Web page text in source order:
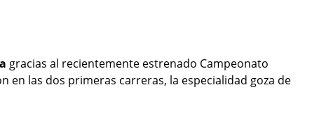
gracias al recientemente estrenado Campeonato
en las dos primeras carreras, la especialidad goza de